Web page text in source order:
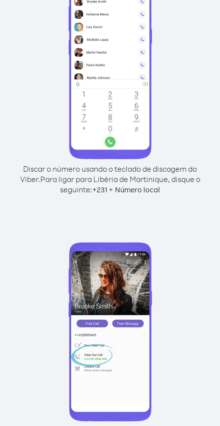
Discar o número usando o teclado de discagem do
Viber.Para ligar para Libéria de Martinique, disque o
seguinte:+231 + Número local